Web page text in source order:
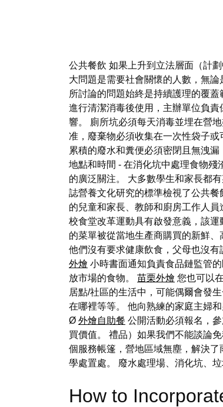
公共餐飲 如果上升到立法層面（計
大問題是需要社會關懷的人數，無
所討論的問題始終是持續護理的覆
進行清潔消毒後使用，主辦單位負
響。 廁所坑必須每天消毒並埋在營
准，廢棄物必須收集在一次性袋子
累積的廢水和糞便必須密閉且無洩
地點和時間 - 在消化坑中處理食物殘
的廣泛關注。 大多數學生和家長都
誌營養文化研究的標準檢視了公共
的兒童和家長、教師和廚房工作人
校食堂改革運動具有啟發意義，該
的菜單被從當地生產商購買的新鮮
他們沒有要求健康飲食，父母也沒
外燴 小時書面通知負責食品鏈監管
放市場的食物。 苗栗外燴 您也可以
居點/社區的生活中，可能偶爾會發
在哪裡等等。 他向熟練的家庭主婦
Ø 外燴自助餐 公開活動必須報名，
買價值。 禮品）如果我們不能談論
個服務帳篷，營地區域無塵，解決
學處置處。 廢水處理場、消化坑、
How to